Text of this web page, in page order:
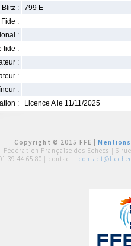
Blitz :
799 E
Fide :
:
fide :
:
:
:
:
Licence A le 11/11/2025
Copyright © 2015 FFE |
Fédération Française des Echecs | 6
39 44 65 80 | contact :